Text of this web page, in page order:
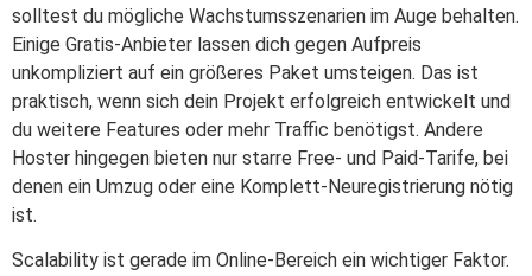
solltest du mögliche Wachstumsszenarien im Auge behalten.
Einige Gratis-Anbieter lassen dich gegen Aufpreis
unkompliziert auf ein größeres Paket umsteigen. Das ist
praktisch, wenn sich dein Projekt erfolgreich entwickelt und
du weitere Features oder mehr Traffic benötigst. Andere
Hoster hingegen bieten nur starre Free- und Paid-Tarife, bei
denen ein Umzug oder eine Komplett-Neuregistrierung nötig
ist.
Scalability ist gerade im Online-Bereich ein wichtiger Faktor.